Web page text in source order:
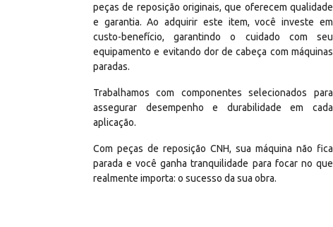
peças de reposição originais, que oferecem qualidade
e garantia. Ao adquirir este item, você investe em
custo-benefício, garantindo o cuidado com seu
equipamento e evitando dor de cabeça com máquinas
paradas.
Trabalhamos com componentes selecionados para
assegurar desempenho e durabilidade em cada
aplicação.
Com peças de reposição CNH, sua máquina não fica
parada e você ganha tranquilidade para focar no que
realmente importa: o sucesso da sua obra.